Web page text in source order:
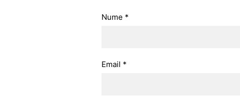
Nume *
Email *